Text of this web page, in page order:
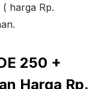
harga Rp.
250 +
Harga Rp.